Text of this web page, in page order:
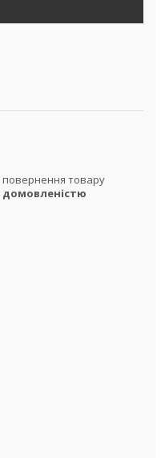
повернення товару
домовленістю